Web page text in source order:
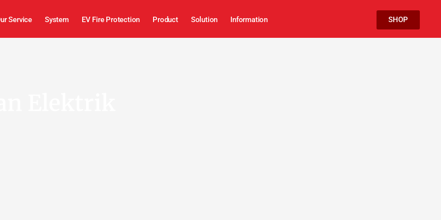
Service System EV Fire Protection Product Solution Information SHOP